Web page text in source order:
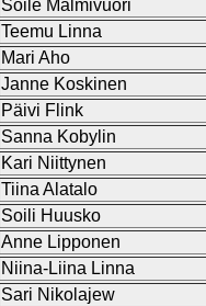
Soile Malmivuori
Teemu Linna
Mari Aho
Janne Koskinen
Päivi Flink
Sanna Kobylin
Kari Niittynen
Tiina Alatalo
Soili Huusko
Anne Lipponen
Niina-Liina Linna
Sari Nikolajew